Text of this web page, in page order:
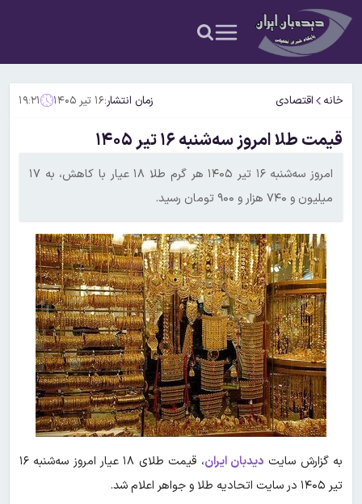
خانه اقتصادی زمان انتشار:۱۶ تیر ۱۴۰۵ ۱۹:۲۱
قیمت طلا امروز سه‌شنبه ۱۶ تیر ۱۴۰۵
امروز سه‌شنبه ۱۶ تیر ۱۴۰۵ هر گرم طلا ۱۸ عیار با کاهش، به ۱۷
میلیون و ۷۴۰ هزار و ۹۰۰ تومان رسید.
به گزارش سایت دیدبان ایران
، قیمت طلای ۱۸ عیار امروز سه‌شنبه ۱۶
تیر ۱۴۰۵ در سایت اتحادیه طلا و جواهر اعلام شد.